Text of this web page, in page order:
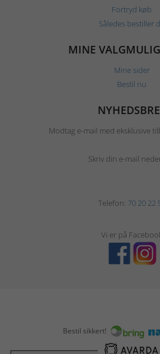
Fortryd køb
Således bestiller
MINE
Mine sider
Bestil nu
Modtag e-mail med eksklusive
Skriv din e-mail
Telefon: 70 20 22
Vi er på
Bestil sikkert!